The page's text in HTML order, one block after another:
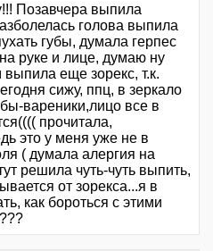
Позавчера выпила
голова выпила
губы, думала герпес
руке и лице, думаю ну
еще зорекс, т.к.
сижу, ппц, в зеркало
вареники,лицо все в
прочитала,
это у меня уже не в
( думала алергия на
решила чуть-чуть выпить,
от зорекса...я в
как бороться с этими